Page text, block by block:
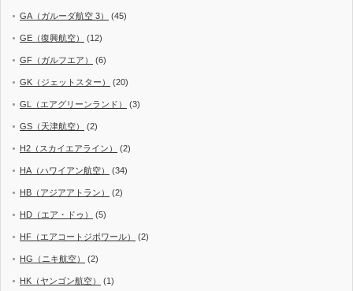
GA（ガルーダ航空 3） (45)
GE（復興航空） (12)
GF（ガルフエア） (6)
GK（ジェットスター） (20)
GL（エアグリーンランド） (3)
GS（天津航空） (2)
H2（スカイエアライン） (2)
HA（ハワイアン航空） (34)
HB（アジアアトラン） (2)
HD（エア・ドゥ） (5)
HF（エアコートジボワール） (2)
HG（ニキ航空） (2)
HK（ヤンゴン航空） (1)